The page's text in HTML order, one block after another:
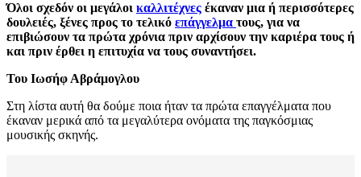
Όλοι σχεδόν οι μεγάλοι καλλιτέχνες έκαναν μια ή περισσότερες
δουλειές, ξένες προς το τελικό επάγγελμα τους, για να
επιβιώσουν τα πρώτα χρόνια πριν αρχίσουν την καριέρα τους ή
και πριν έρθει η επιτυχία να τους συναντήσει.
Του Ιωσήφ Αβράμογλου
Στη λίστα αυτή θα δούμε ποια ήταν τα πρώτα επαγγέλματα που
έκαναν μερικά από τα μεγαλύτερα ονόματα της παγκόσμιας
μουσικής σκηνής.